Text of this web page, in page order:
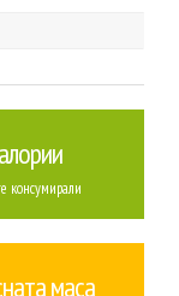
консумирали
маса